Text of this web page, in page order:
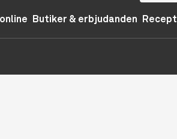
Butiker & erbjudanden Recept